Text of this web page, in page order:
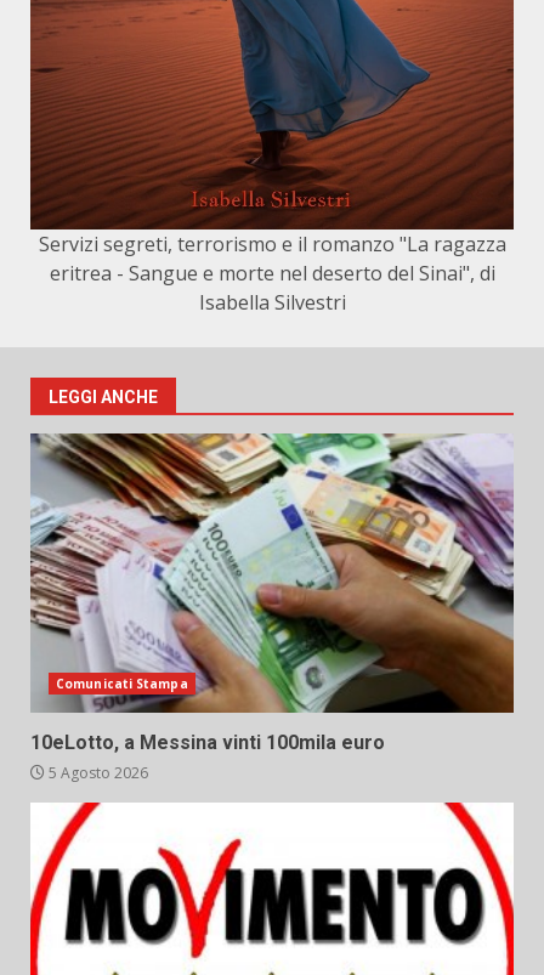
Servizi segreti, terrorismo e il romanzo "La ragazza
eritrea - Sangue e morte nel deserto del Sinai", di
Isabella Silvestri
LEGGI ANCHE
Comunicati Stampa
10eLotto, a Messina vinti 100mila euro
5 Agosto 2026